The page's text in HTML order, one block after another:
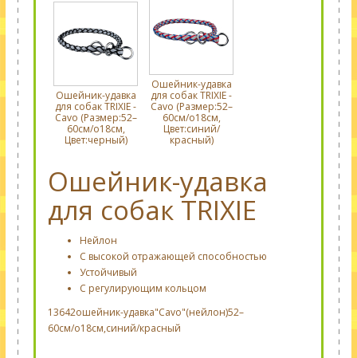
Ошейник-удавка
для собак TRIXIE -
Cavo (Размер:52–
60см/o18см,
Цвет:черный)
Ошейник-удавка
для собак TRIXIE -
Cavo (Размер:52–
60см/o18см,
Цвет:синий/
красный)
Ошейник-удавка
для собак TRIXIE
Нейлон
С высокой отражающей способностью
Устойчивый
С регулирующим кольцом
13642ошейник-удавка"Cavo"(нейлон)52–
60см/o18см,синий/красный